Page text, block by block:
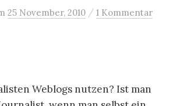
25 November, 2010 / 1 Kommentar
Weblogs nutzen? Ist man